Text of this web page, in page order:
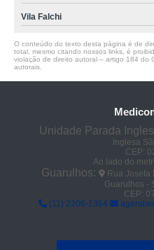
Vila Falchi
O conteúdo do texto desta página é de
total, mesmo citando nossos links, é
violação de direito autoral – artigo 184 do
autorais
Unidade Parada
Inglesa
CEP:
Ao lado do
Guarulhos:
Rua Josefa
Guarulhos -
CEP:
(11) 2206-1364